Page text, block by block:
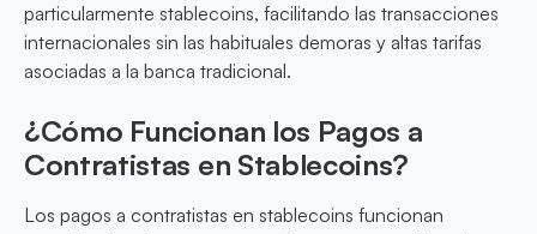
particularmente stablecoins, facilitando las transacciones
internacionales sin las habituales demoras y altas tarifas
asociadas a la banca tradicional.
¿Cómo Funcionan los Pagos a
Contratistas en Stablecoins?
Los pagos a contratistas en stablecoins funcionan